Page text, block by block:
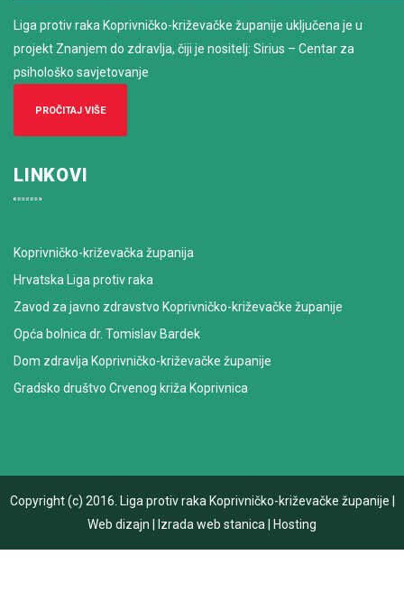
Liga protiv raka Koprivničko-križevačke županije uključena je u
projekt Znanjem do zdravlja, čiji je nositelj: Sirius – Centar za
psihološko savjetovanje
PROČITAJ VIŠE
LINKOVI
Koprivničko-križevačka županija
Hrvatska Liga protiv raka
Zavod za javno zdravstvo Koprivničko-križevačke županije
Opća bolnica dr. Tomislav Bardek
Dom zdravlja Koprivničko-križevačke županije
Gradsko društvo Crvenog križa Koprivnica
Copyright (c) 2016. Liga protiv raka Koprivničko-križevačke županije
Web dizajn
Izrada web stanica Hosting